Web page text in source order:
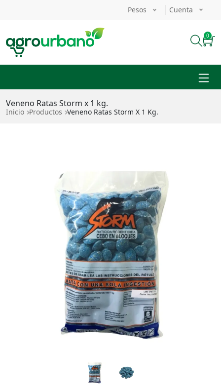
Pesos Cuenta
0
Veneno Ratas Storm x 1 kg.
Ruta de navegación
Inicio Productos Veneno Ratas Storm X 1 Kg.